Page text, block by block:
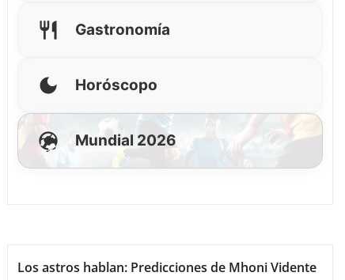
Gastronomía
Horóscopo
Mundial 2026
Los astros hablan: Predicciones de Mhoni Vidente